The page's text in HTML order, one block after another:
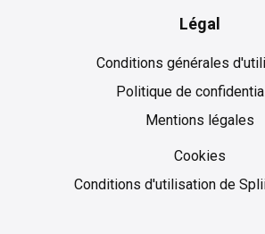
Légal
Conditions générales
Politique de
Mentions légales
Cookies
Conditions d'utilisation de